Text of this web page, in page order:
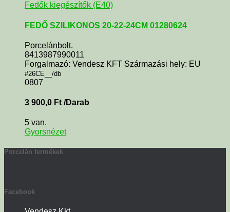
Fedők kiegészítők (E40)
FEDŐ SZILIKONOS 20-22-24CM 01280624
Porcelánbolt.
8413987990011
Forgalmazó: Vendesz KFT Származási hely: EU
#26CE__/db
0807
3 900,0 Ft /Darab
5 van.
Gyorsnézet
Porcelán termékek
Facebook